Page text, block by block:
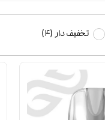
تخفیف دار (
4
)